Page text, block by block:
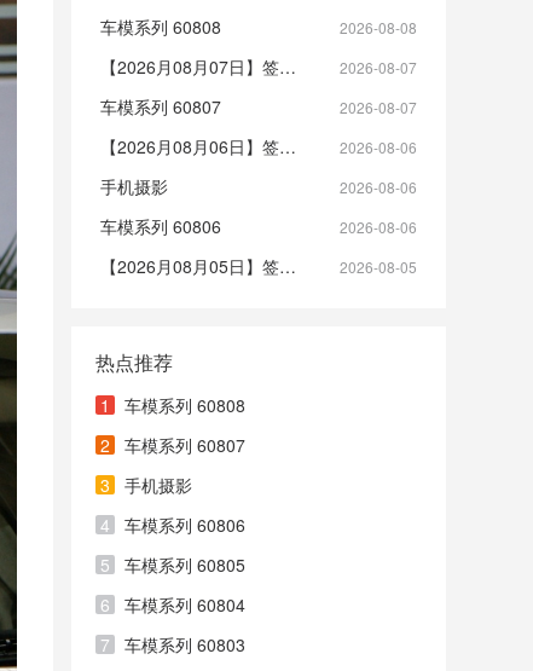
2026-08-08
车模系列 60808
2026-08-07
【2026月08月07日】签到帖
2026-08-07
车模系列 60807
2026-08-06
【2026月08月06日】签到帖
2026-08-06
手机摄影
2026-08-06
车模系列 60806
2026-08-05
【2026月08月05日】签到帖
热点推荐
1
车模系列 60808
2
车模系列 60807
3
手机摄影
4
车模系列 60806
5
车模系列 60805
6
车模系列 60804
7
车模系列 60803